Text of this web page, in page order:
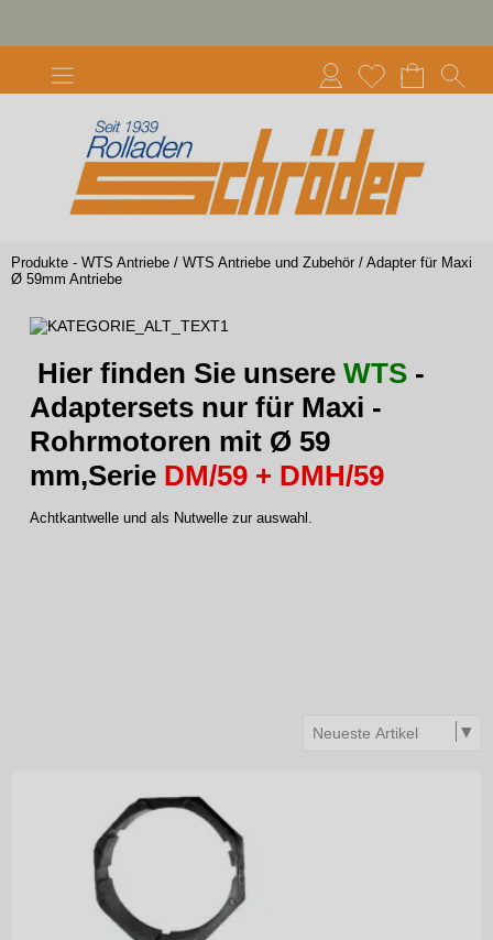
Produkte - WTS Antriebe / WTS Antriebe und Zubehör / Adapter für Maxi
Ø 59mm Antriebe
Hier finden Sie unsere WTS -
Adaptersets nur für Maxi -
Rohrmotoren mit Ø 59
mm,Serie DM/59 + DMH/59
Achtkantwelle und als Nutwelle zur auswahl.